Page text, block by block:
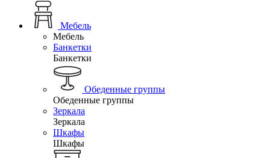
Мебель
Мебель
Банкетки
Банкетки
Обеденные группы
Обеденные группы
Зеркала
Зеркала
Шкафы
Шкафы